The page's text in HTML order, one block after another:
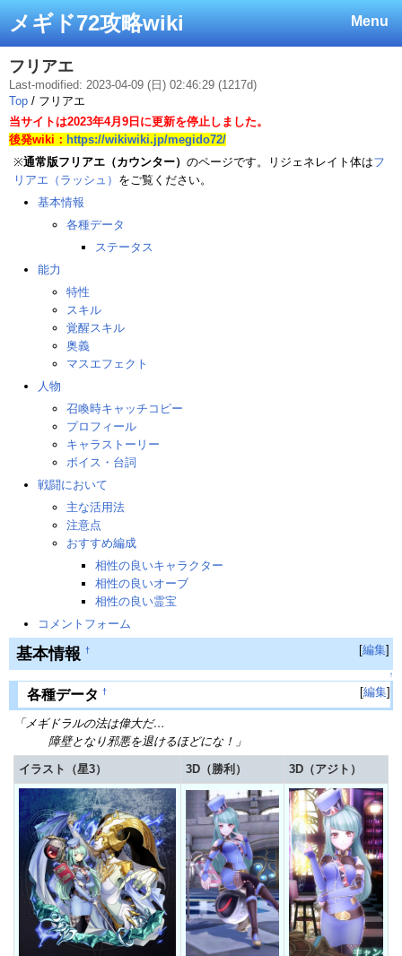
Menu
メギド72攻略wiki
フリアエ
Last-modified: 2023-04-09 (日) 02:46:29 (1217d)
Top / フリアエ
当サイトは2023年4月9日に更新を停止しました。
後発wiki： https://wikiwiki.jp/megido72/
※通常版フリアエ（カウンター） のページです。リジェネレイト体はフ
リアエ（ラッシュ） をご覧ください。
基本情報
各種データ
ステータス
能力
特性
スキル
覚醒スキル
奥義
マスエフェクト
人物
召喚時キャッチコピー
プロフィール
キャラストーリー
ボイス・台詞
戦闘において
主な活用法
注意点
おすすめ編成
相性の良いキャラクター
相性の良いオーブ
相性の良い霊宝
コメントフォーム
基本情報 † [編集]
↑
各種データ † [編集]
「メギドラルの法は偉大だ…
障壁となり邪悪を退けるほどにな！」
イラスト（星3） 3D（勝利） 3D（アジト）